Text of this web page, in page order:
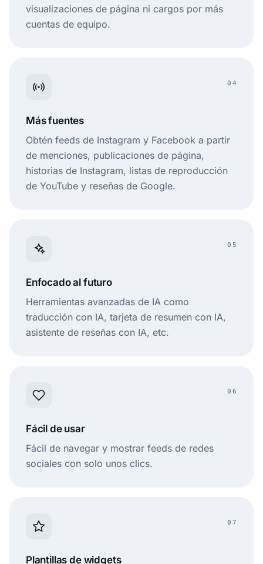
visualizaciones de página ni cargos por más
cuentas de equipo.
04
Más fuentes
Obtén feeds de Instagram y Facebook a partir
de menciones, publicaciones de página,
historias de Instagram, listas de reproducción
de YouTube y reseñas de Google.
05
Enfocado al futuro
Herramientas avanzadas de IA como
traducción con IA, tarjeta de resumen con IA,
asistente de reseñas con IA, etc.
06
Fácil de usar
Fácil de navegar y mostrar feeds de redes
sociales con solo unos clics.
07
Plantillas de widgets